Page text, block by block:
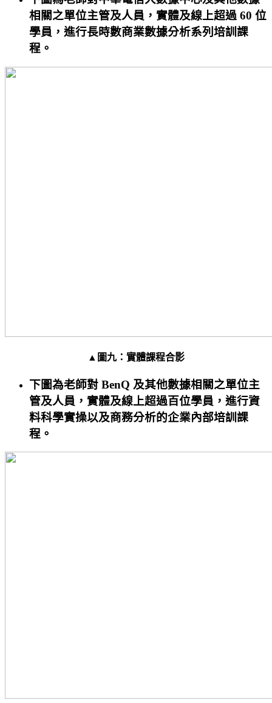
相關之單位主管及人員，實體及線上超過 60 位
學員，進行長時數商業數據分析系列培訓課
程。
▲圖九：實體課程合影
下圖為老師對 BenQ 及其他數據相關之單位主
管及人員，實體及線上超過百位學員，進行資
料科學實操以及商務分析的企業內部培訓課
程。